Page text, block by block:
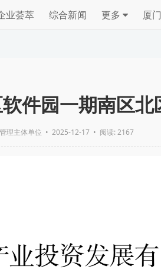
业荟萃 综合新闻 更多 厦门
件园一期南区
理主体单位 • 2025-12-17 • 阅读: 2167